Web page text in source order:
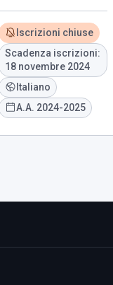
Iscrizioni chiuse
Scadenza iscrizioni:
18 novembre 2024
Italiano
A.A. 2024-2025